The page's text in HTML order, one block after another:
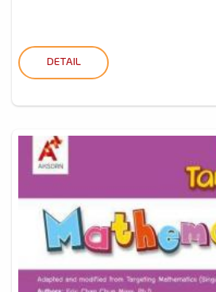
DETAIL